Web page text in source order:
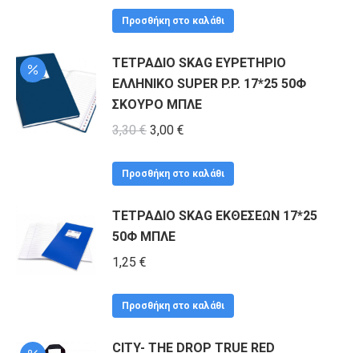
Οι
μπορούν
να
επιλεγούν
στη
του
Προσθήκη στο καλάθι
ΤΕΤΡΑΔΙΟ SKAG ΕΥΡΕΤΗΡΙΟ
ΕΛΛΗΝΙΚΟ SUPER P.P. 17*25 50Φ
ΣΚΟΥΡΟ ΜΠΛΕ
3,30€ Original
was:
3,00 €
τιμή
3,00 €.
Προσθήκη στο καλάθι
ΤΕΤΡΑΔΙΟ SKAG ΕΚΘΕΣΕΩΝ 17*25
50Φ ΜΠΛΕ
1,25 €
Προσθήκη στο καλάθι
CITY- THE DROP TRUE RED